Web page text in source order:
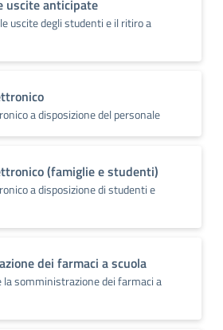
uscite anticipate
uscite degli studenti e il ritiro a
a disposizione del personale
(famiglie e studenti)
a disposizione di studenti e
dei farmaci a scuola
la somministrazione dei farmaci a